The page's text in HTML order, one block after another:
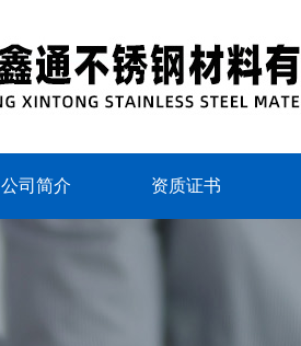
公司简介 资质证书